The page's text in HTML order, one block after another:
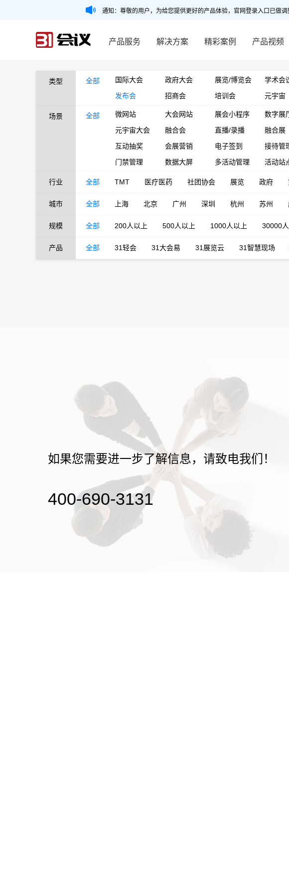
通知：尊敬的用户，为给您提供更好的产品体验，官网登录入口已做
产品服务 解决方案 精彩案例 产品视频
类型 全部 国际大会 政府大会 展览/博览会 学术会
发布会
招商会 培训会 元宇宙
场景 全部 微网站 大会网站 展会小程序 数字展
元宇宙大会
融合会 直播/录播 融合展
互动抽奖
会展营销 电子签到 接待管
门禁管理
数据大屏 多活动管理 活动站
行业 全部 TMT 医疗医药 社团协会 展览 政府
城市 全部 上海 北京 广州 深圳 杭州 苏州
规模 全部 200人以上 500人以上 1000人以上 30000
产品 全部 31轻会 31大会易 31展览云 31智慧现场
如果您需要进一步了解信息，请致电我们！
400-690-3131